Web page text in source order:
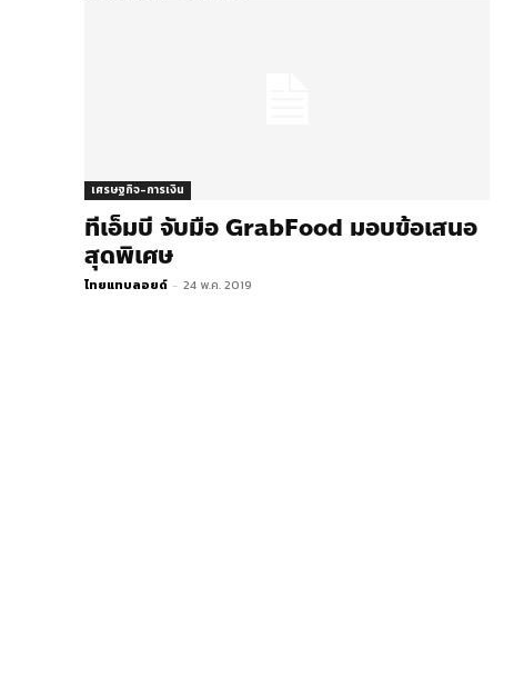
เศรษฐกิจ-การเงิน
ทีเอ็มบี จับมือ GrabFood มอบข้อเสนอ
สุดพิเศษ
ไทยแทบลอยด์ - 24 พ.ค. 2019